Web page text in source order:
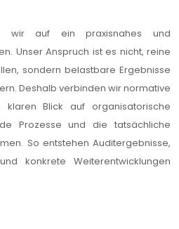
wir auf ein praxisnahes und
Unser Anspruch ist es nicht, reine
sondern belastbare Ergebnisse
Deshalb verbinden wir normative
Blick auf organisatorische
Prozesse und die tatsächliche
So entstehen Auditergebnisse,
konkrete Weiterentwicklungen